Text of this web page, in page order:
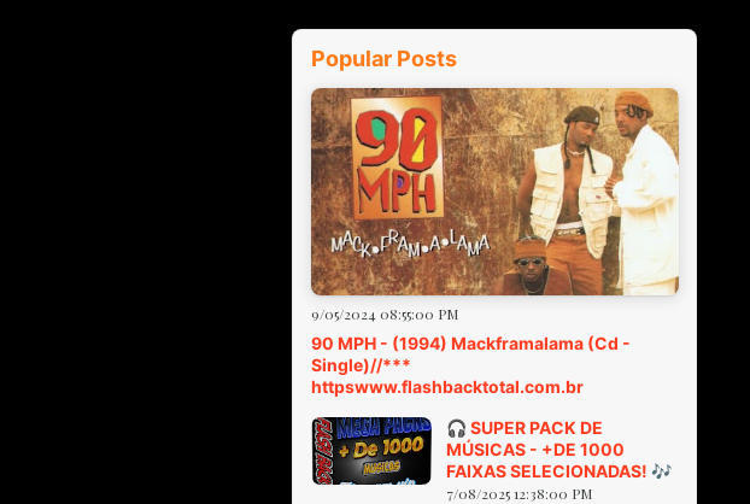
Popular Posts
90 MPH - (1994) Mackframalama (Cd -
Single)//***
httpswww.flashbacktotal.com.br
9/05/2024 08:55:00 PM
🎧 SUPER PACK DE
MÚSICAS - +DE 1000
FAIXAS SELECIONADAS! 🎶
7/08/2025 12:38:00 PM